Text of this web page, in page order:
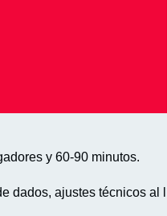
y 60-90 minutos.
dados, ajustes técnicos